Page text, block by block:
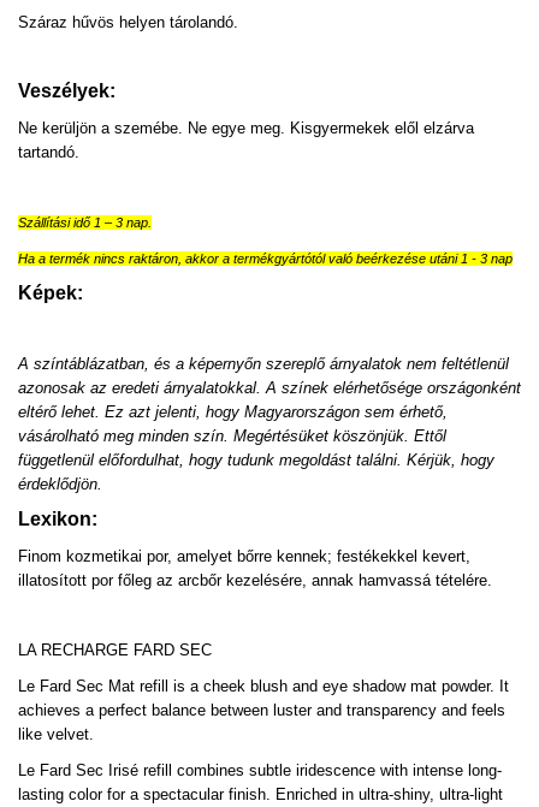
Száraz hűvös helyen tárolandó.
Veszélyek:
Ne kerüljön a szemébe. Ne egye meg. Kisgyermekek elől elzárva
tartandó.
Szállítási idő 1 – 3 nap.
Ha a termék nincs raktáron, akkor a termékgyártótól való beérkezése utáni 1 - 3 nap
Képek:
A színtáblázatban, és a képernyőn szereplő árnyalatok nem feltétlenül
azonosak az eredeti árnyalatokkal. A színek elérhetősége országonként
eltérő lehet. Ez azt jelenti, hogy Magyarországon sem érhető,
vásárolható meg minden szín. Megértésüket köszönjük. Ettől
függetlenül előfordulhat, hogy tudunk megoldást találni. Kérjük, hogy
érdeklődjön.
Lexikon:
Finom kozmetikai por, amelyet bőrre kennek; festékekkel kevert,
illatosított por főleg az arcbőr kezelésére, annak hamvassá tételére.
LA RECHARGE FARD SEC
Le Fard Sec Mat refill is a cheek blush and eye shadow mat powder. It
achieves a perfect balance between luster and transparency and feels
like velvet.
Le Fard Sec Irisé refill combines subtle iridescence with intense long-
lasting color for a spectacular finish. Enriched in ultra-shiny, ultra-light